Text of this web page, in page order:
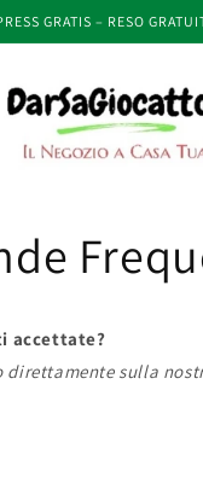
GRATIS – RESO
accettate?
direttamente sulla